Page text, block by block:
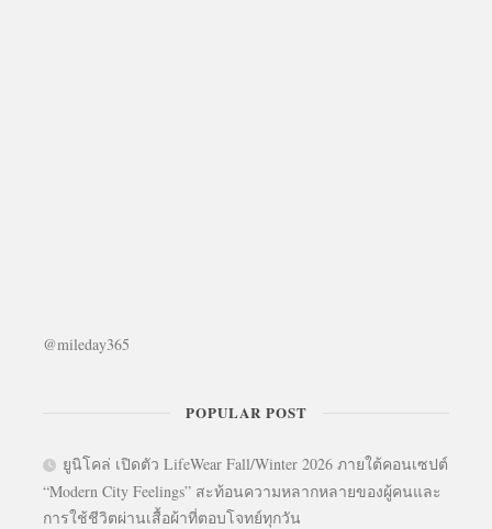
@mileday365
POPULAR POST
ยูนิโคล่ เปิดตัว LifeWear Fall/Winter 2026 ภายใต้คอนเซปต์
“Modern City Feelings” สะท้อนความหลากหลายของผู้คนและ
การใช้ชีวิตผ่านเสื้อผ้าที่ตอบโจทย์ทุกวัน